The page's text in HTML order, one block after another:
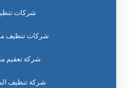
شركات
شركات تنظيف
شركة تعقيم
شركة تنظيف